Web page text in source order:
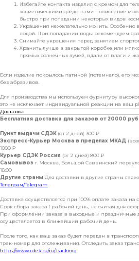
Избегайте контакта изделия с кремом для
косметическими средствами – окисление
быстро при попадании некоторых видов
Украшения нежелательно мочить. Особенно
водой. При попадании воды рекомендуем
Снимайте украшения перед занятием
Хранить лучше в закрытой коробке или
прямых солнечных лучей, вдали от влаги и
Если изделие покрылось патиной (потемнело), его
без абразивов.
Для производства мы используем фурнитуру
это не исключает индивидуальной реакции на ваш
Доставка
Бесплатная доставка для заказов от 20000
Пункт выдачи СДЭК (от 2 дней) 300 ₽
Экспресс-Курьер Москва в пределах МКАД
1000 ₽
Курьер СДЭК Россия (от 2 дней) 800 ₽
Самовывоз г. Москва, Большой Саввинский
18:00
Другие страны Для доставки в другие страны
Телеграм/Telegram
Доставка осуществляется при 100% оплате заказа на
Срок сбора заказа 1 рабочий день, не считая дня
При оформлении заказа в выходные и праздничные
осуществляется в ближайший рабочий день.
После того, как ваш заказ будет передан в
трек-номер для отслеживания. Отследить заказ
https://www.cdek.ru/ru/tracking